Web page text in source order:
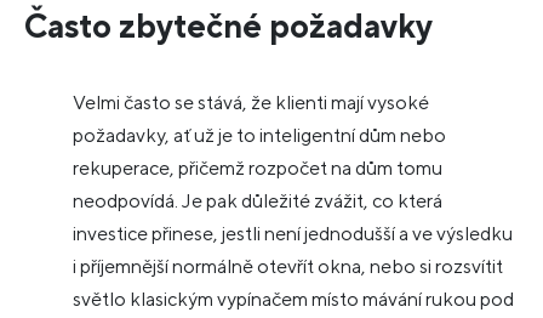
Často zbytečné požadavky
Velmi často se stává, že klienti mají vysoké
požadavky, ať už je to inteligentní dům nebo
rekuperace, přičemž rozpočet na dům tomu
neodpovídá. Je pak důležité zvážit, co která
investice přinese, jestli není jednodušší a ve výsledku
i příjemnější normálně otevřít okna, nebo si rozsvítit
světlo klasickým vypínačem místo mávání rukou pod